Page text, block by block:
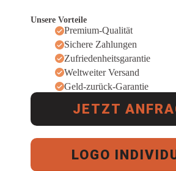
Unsere Vorteile
Premium-Qualität
Sichere Zahlungen
Zufriedenheitsgarantie
Weltweiter Versand
Geld-zurück-Garantie
JETZT
LOGO